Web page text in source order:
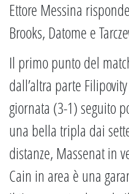
Ettore Messina
Brooks, Datome e
Il primo punto del
dall’altra parte
giornata (3-1) seguito
una bella tripla dai
distanze, Massenat in
Cain in area è una